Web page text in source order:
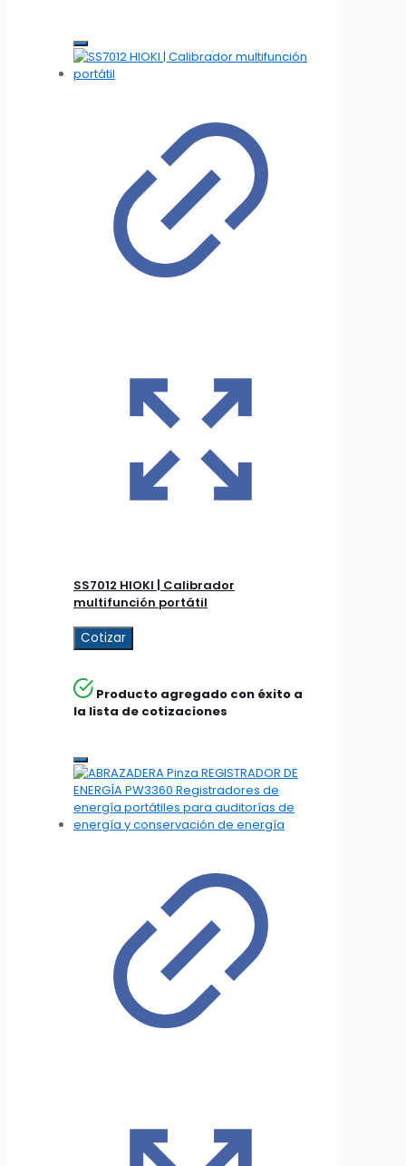
SS7012 HIOKI | Calibrador
multifunción portátil
Cotizar
Producto agregado con éxito a
la lista de cotizaciones